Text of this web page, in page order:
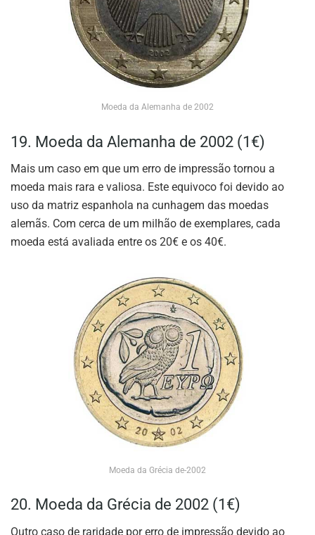
Moeda da Alemanha de 2002
19. Moeda da Alemanha de 2002 (1€)
Mais um caso em que um erro de impressão tornou a
moeda mais rara e valiosa. Este equivoco foi devido ao
uso da matriz espanhola na cunhagem das moedas
alemãs. Com cerca de um milhão de exemplares, cada
moeda está avaliada entre os 20€ e os 40€.
Moeda da Grécia de-2002
20. Moeda da Grécia de 2002 (1€)
Outro caso de raridade por erro de impressão devido ao